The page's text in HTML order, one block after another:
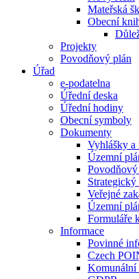
Mateřská
Obecní
Projekty
Povodňový plán
Úřad
e-podatelna
Úřední deska
Úřední hodiny
Obecní symboly
Dokumenty
Vyhlášky a
Územní
Strategický
Veřejné
Územní
Formuláře
Informace
Povinné
Czech
Komunální